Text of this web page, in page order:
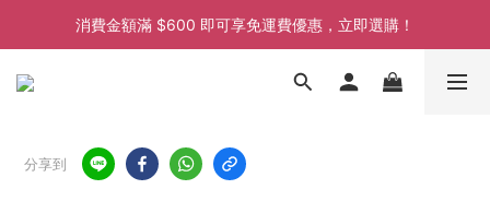
消費金額滿 $600 即可享免運費優惠，立即選購！
消費金額滿 $600 即可享免運費優惠，立即選購！
消費金額滿 $600 即可享免運費優惠，立即選購！
分享到